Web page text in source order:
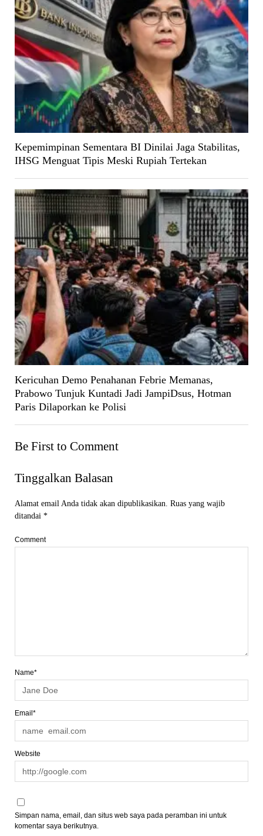
Kepemimpinan Sementara BI Dinilai Jaga Stabilitas,
IHSG Menguat Tipis Meski Rupiah Tertekan
Kericuhan Demo Penahanan Febrie Memanas,
Prabowo Tunjuk Kuntadi Jadi JampiDsus, Hotman
Paris Dilaporkan ke Polisi
Be First to Comment
Tinggalkan Balasan
Alamat email Anda tidak akan dipublikasikan. Ruas yang wajib
ditandai *
Comment
Name*
Email*
Website
Simpan nama, email, dan situs web saya pada peramban ini untuk
komentar saya berikutnya.